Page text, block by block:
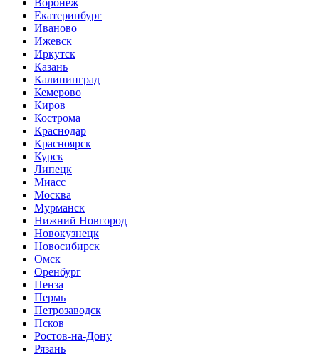
Екатеринбург
Иваново
Ижевск
Иркутск
Казань
Калининград
Кемерово
Киров
Кострома
Краснодар
Красноярск
Курск
Липецк
Миасс
Москва
Мурманск
Нижний Новгород
Новокузнецк
Новосибирск
Омск
Оренбург
Пенза
Пермь
Петрозаводск
Псков
Ростов-на-Дону
Рязань